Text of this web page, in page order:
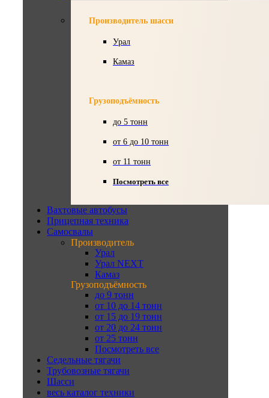
Производитель шасси
Урал
Камаз
Грузоподъёмность
до 5 тонн
от 6 до 10 тонн
от 11 тонн
Посмотреть все
Вахтовые автобусы
Прицепная техника
Самосвалы
Производитель
Урал
Урал NEXT
Камаз
Грузоподъёмность
до 9 тонн
от 10 до 14 тонн
от 15 до 19 тонн
от 20 до 24 тонн
от 25 тонн
Посмотреть все
Седельные тягачи
Трубовозные тягачи
Шасси
весь каталог техники